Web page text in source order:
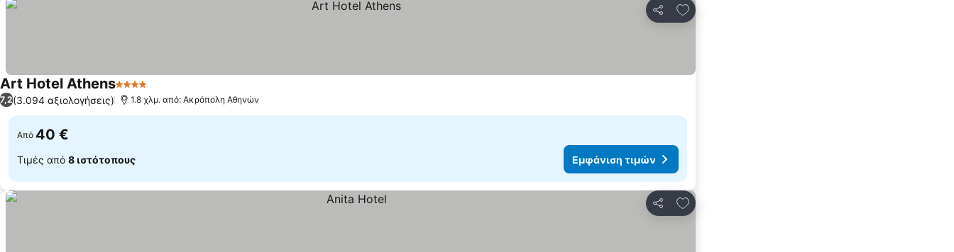
Κοινοποίηση
Προσθήκη στα αγαπημένα
Art Hotel Athens4 Αστέρια
7,2(3.094 αξιολογήσεις) 1.8 χλμ. από: Ακρόπολη Αθηνών
Από 40 €
Τιμές από 8 ιστότοπους Εμφάνιση τιμών
Κοινοποίηση
Προσθήκη στα αγαπημένα